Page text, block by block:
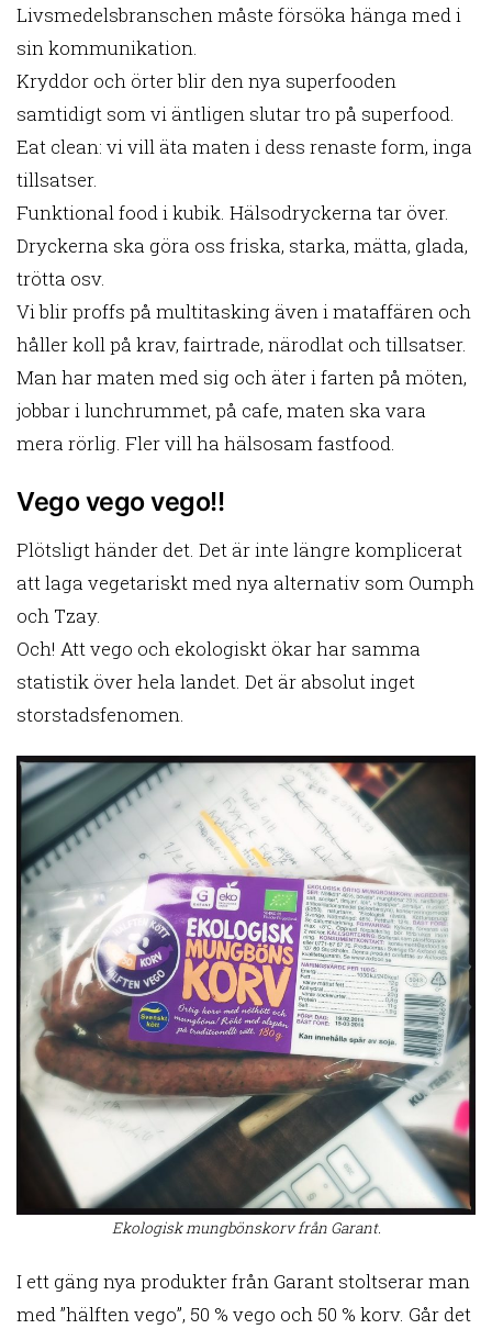
Livsmedelsbranschen måste försöka hänga med i
sin kommunikation.
Kryddor och örter blir den nya superfooden
samtidigt som vi äntligen slutar tro på superfood.
Eat clean: vi vill äta maten i dess renaste form, inga
tillsatser.
Funktional food i kubik. Hälsodryckerna tar över.
Dryckerna ska göra oss friska, starka, mätta, glada,
trötta osv.
Vi blir proffs på multitasking även i mataffären och
håller koll på krav, fairtrade, närodlat och tillsatser.
Man har maten med sig och äter i farten på möten,
jobbar i lunchrummet, på cafe, maten ska vara
mera rörlig. Fler vill ha hälsosam fastfood.
Vego vego vego!!
Plötsligt händer det. Det är inte längre komplicerat
att laga vegetariskt med nya alternativ som Oumph
och Tzay.
Och! Att vego och ekologiskt ökar har samma
statistik över hela landet. Det är absolut inget
storstadsfenomen.
Ekologisk mungbönskorv från Garant.
I ett gäng nya produkter från Garant stoltserar man
med ”hälften vego”, 50 % vego och 50 % korv. Går det